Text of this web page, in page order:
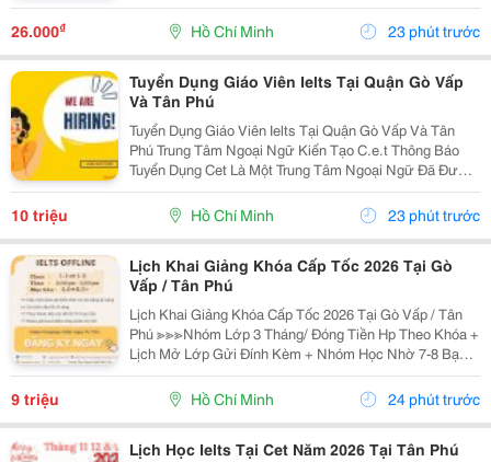
Time (2 Nam 2 Nữ) Ca Làm: 13:00 Đến 21:00 (1 Tháng
Được Nghỉ Phép 1 Ngày, Và Hưởng Các Ngày...
26.000₫ Hồ Chí Minh 23 phút trước
Tuyển Dụng Giáo Viên Ielts Tại Quận Gò Vấp
Và Tân Phú
Tuyển Dụng Giáo Viên Ielts Tại Quận Gò Vấp Và Tân
Phú Trung Tâm Ngoại Ngữ Kiến Tạo C.e.t Thông Báo
Tuyển Dụng Cet Là Một Trung Tâm Ngoại Ngữ Đã Được
Thành Lập 16 Năm Chuyên Về Chương Trình Anh Văn
Học Thuật Ielts &Ndash; Toefl Ibt. Trung Tâm...
10 triệu Hồ Chí Minh 23 phút trước
Lịch Khai Giảng Khóa Cấp Tốc 2026 Tại Gò
Vấp / Tân Phú
Lịch Khai Giảng Khóa Cấp Tốc 2026 Tại Gò Vấp / Tân
Phú ≫≫≫Nhóm Lớp 3 Tháng/ Đóng Tiền Hp Theo Khóa +
Lịch Mở Lớp Gửi Đính Kèm + Nhóm Học Nhờ 7-8 Bạn/
Lớp + Giáo Trình Ielts Có Band Điểm Lộ Trình, Sách
Nước Ngoài Bám Sát + Chia Đều 4 Kỹ...
9 triệu Hồ Chí Minh 24 phút trước
Lịch Học Ielts Tại Cet Năm 2026 Tại Tân Phú